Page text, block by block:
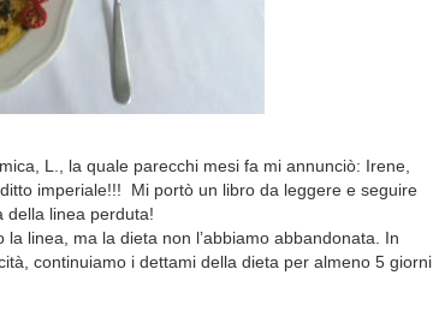
L., la quale parecchi mesi fa mi annunciò: Irene,
imperiale!!!
Mi portò un libro da leggere e seguire
della linea perduta!
linea, ma la dieta non l’abbiamo abbandonata. In
continuiamo i dettami della dieta per almeno 5 giorni